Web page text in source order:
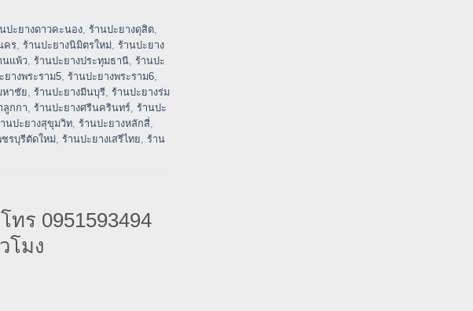
ปะยางดาวคะนอง, ร้านปะยางดุสิต,
คร, ร้านปะยางนิมิตรใหม่, ร้านปะยาง
นแพ้ว, ร้านปะยางประทุมธานี, ร้านปะ
ยางพระราม5, ร้านปะยางพระราม6,
หาชัย, ร้านปะยางมีนบุรี, ร้านปะยางร่ม
ลูกกา, ร้านปะยางศรีนครินทร์, ร้านปะ
นปะยางสุขุมวิท, ร้านปะยางหลักสี่,
ชรบุรีตัดใหม่, ร้านปะยางเสรีไทย, ร้าน
ร 0951593494
โมง